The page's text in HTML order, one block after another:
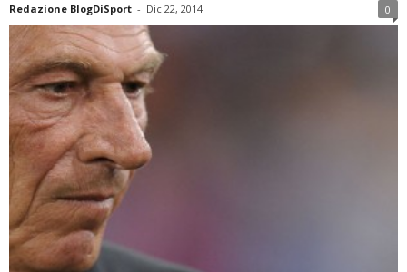
Redazione BlogDiSport - Dic 22, 2014 0